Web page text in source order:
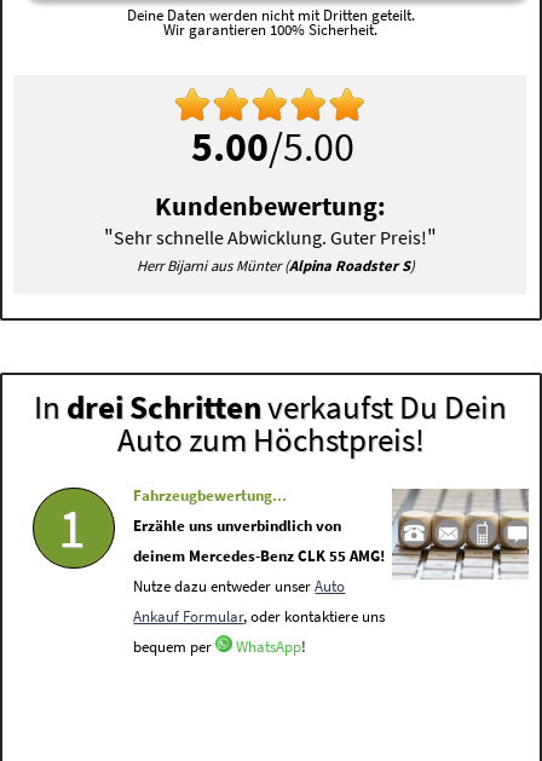
Deine Daten werden nicht mit Dritten geteilt.
Wir garantieren 100% Sicherheit.
5.00/5.00
Kundenbewertung:
"Sehr schnelle Abwicklung. Guter Preis!"
Herr Bijarni aus Münter (Alpina Roadster S)
In drei Schrittenverkaufst Du Dein
Auto zum Höchstpreis!
1
Fahrzeugbewertung...
Erzähle uns unverbindlich von
deinem Mercedes-Benz CLK 55 AMG!
Nutze dazu entweder unserAuto
Ankauf Formular, oder kontaktiere uns
bequem per
WhatsApp!